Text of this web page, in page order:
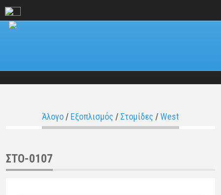
Άλογο/ Εξοπλισμός /Στομίδες /West
ΣΤΟ-0107